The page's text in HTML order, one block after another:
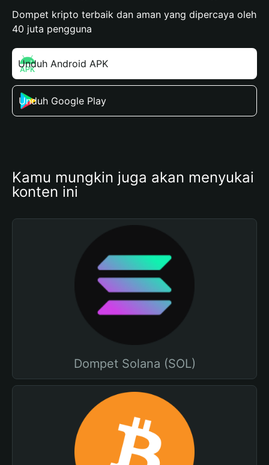
Dompet kripto terbaik dan aman yang dipercaya oleh
40 juta pengguna
Unduh Android APK
Unduh Google Play
Kamu mungkin juga akan menyukai
konten ini
Dompet Solana (SOL)